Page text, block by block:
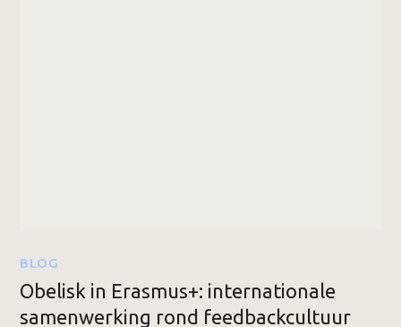
BLOG
Obelisk in Erasmus+: internationale
samenwerking rond feedbackcultuur